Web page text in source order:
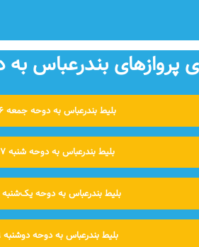
بندرعباس به
بلیط بندرعباس به دوحه جمعه ۱۶ مرداد
بلیط بندرعباس به دوحه شنبه ۱۷ مرداد
بلیط بندرعباس به دوحه یک‌شنبه ۱۸ مرداد
بلیط بندرعباس به دوحه دوشنبه ۱۹ مرداد